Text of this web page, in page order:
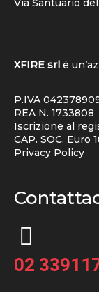
XFIRE srl é
P.IVA
REA N. 1733808
Iscrizione al
CAP. SOC. Euro
Privacy Policy
02